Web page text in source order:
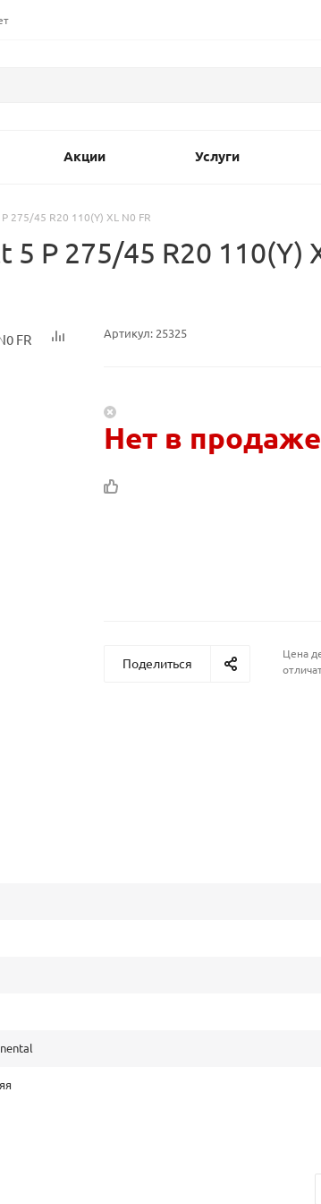
Акции Услуги
275/45 R20 110(Y) XL N0 FR
275/45 R20 110(Y)
Артикул: 25325
Нет в продаже
Поделиться
Цена